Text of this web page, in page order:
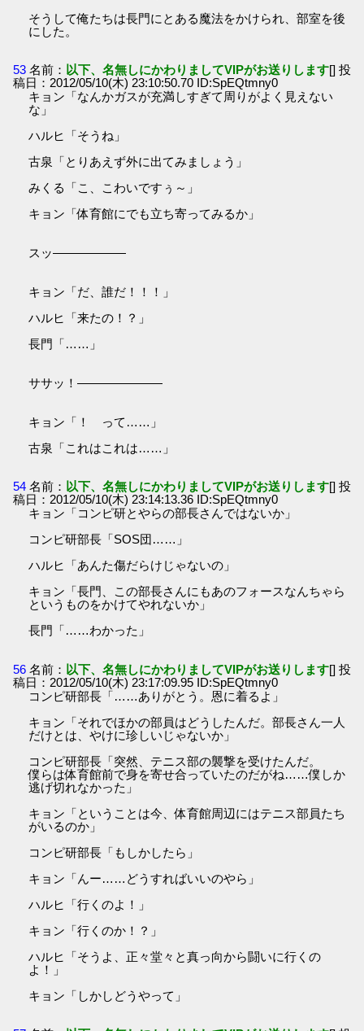
そうして俺たちは長門にとある魔法をかけられ、部室を後
にした。
53 名前： 以下、名無しにかわりましてVIPがお送りします[] 投
稿日：2012/05/10(木) 23:10:50.70 ID:SpEQtmny0
キョン「なんかガスが充満しすぎて周りがよく見えない
な」
ハルヒ「そうね」
古泉「とりあえず外に出てみましょう」
みくる「こ、こわいですぅ～」
キョン「体育館にでも立ち寄ってみるか」
スッ――――――
キョン「だ、誰だ！！！」
ハルヒ「来たの！？」
長門「……」
ササッ！―――――――
キョン「！ って……」
古泉「これはこれは……」
54 名前： 以下、名無しにかわりましてVIPがお送りします[] 投
稿日：2012/05/10(木) 23:14:13.36 ID:SpEQtmny0
キョン「コンピ研とやらの部長さんではないか」
コンピ研部長「SOS団……」
ハルヒ「あんた傷だらけじゃないの」
キョン「長門、この部長さんにもあのフォースなんちゃら
というものをかけてやれないか」
長門「……わかった」
56 名前： 以下、名無しにかわりましてVIPがお送りします[] 投
稿日：2012/05/10(木) 23:17:09.95 ID:SpEQtmny0
コンピ研部長「……ありがとう。恩に着るよ」
キョン「それでほかの部員はどうしたんだ。部長さん一人
だけとは、やけに珍しいじゃないか」
コンピ研部長「突然、テニス部の襲撃を受けたんだ。
僕らは体育館前で身を寄せ合っていたのだがね……僕しか
逃げ切れなかった」
キョン「ということは今、体育館周辺にはテニス部員たち
がいるのか」
コンピ研部長「もしかしたら」
キョン「んー……どうすればいいのやら」
ハルヒ「行くのよ！」
キョン「行くのか！？」
ハルヒ「そうよ、正々堂々と真っ向から闘いに行くの
よ！」
キョン「しかしどうやって」